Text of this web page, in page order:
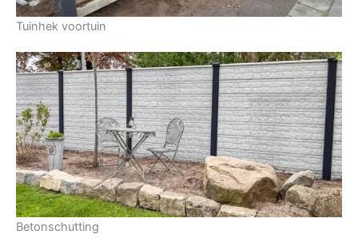
Tuinhek voortuin
Betonschutting